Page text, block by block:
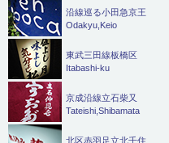
沿線巡る小田急京王
Odakyu,Keio
東武三田線板橋区
Itabashi-ku
京成沿線立石柴又
Tateishi,Shibamata
北区赤羽足立北千住